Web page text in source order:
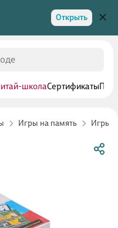
Открыть
школаСертификаты
Игры на память Игры